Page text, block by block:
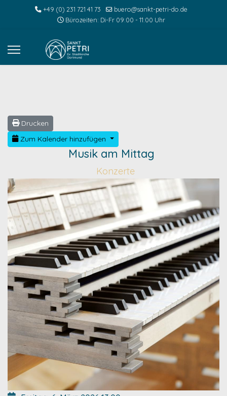
+49 (0) 231 721 41 73
buero@sankt-petri-do.de
Bürozeiten: Di-Fr 09:00 - 11:00 Uhr
Drucken
Zum Kalender hinzufügen
Musik am Mittag
Konzerte